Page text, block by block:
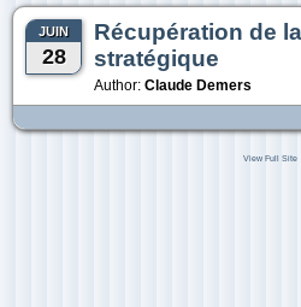
JUIN
28
Récupération de
stratégique
Author: Claude Demers
View Full Site